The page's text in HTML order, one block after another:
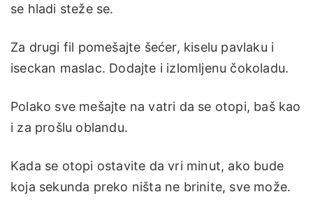
se hladi steže se.
Za drugi fil pomešajte šećer, kiselu pavlaku i
iseckan maslac. Dodajte i izlomljenu čokoladu.
Polako sve mešajte na vatri da se otopi, baš kao
i za prošlu oblandu.
Kada se otopi ostavite da vri minut, ako bude
koja sekunda preko ništa ne brinite, sve može.